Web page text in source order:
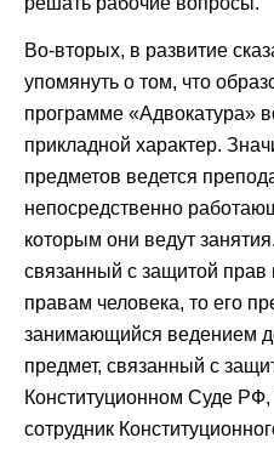
Во-вторых, в развитие
упомянуть о том, что
программе «Адвокатура»
прикладной характер.
предметов ведется
непосредственно
которым они ведут
связанный с защитой прав
правам человека, то его
занимающийся ведением
предмет, связанный с
Конституционном Суде РФ,
сотрудник